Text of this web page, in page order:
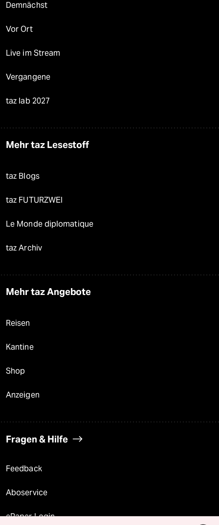
Demnächst
Vor Ort
Live im Stream
Vergangene
taz lab 2027
Mehr taz Lesestoff
taz Blogs
taz FUTURZWEI
Le Monde diplomatique
taz Archiv
Mehr taz Angebote
Reisen
Kantine
Shop
Anzeigen
Fragen & Hilfe
Feedback
Aboservice
ePaper Login